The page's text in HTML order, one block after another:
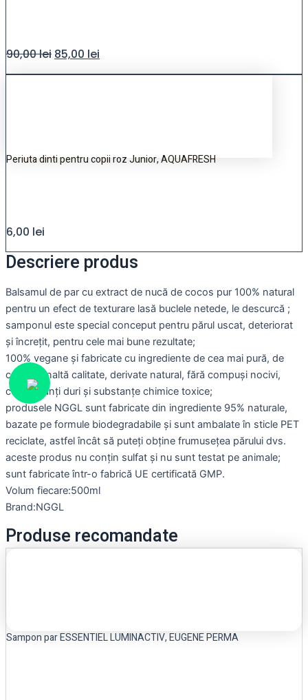
90,00lei 85,00 lei
Periuta dinti pentru copii roz Junior, AQUAFRESH
6,00 lei
Descriere produs
Balsamul de par cu extract de nucă de cocos pur 100% natural
pentru un efect de texturare lasă buclele netede, le descurcă ;
samponul este special conceput pentru părul uscat, deteriorat
și încrețit, pentru cele mai bune rezultate;
100% vegane și fabricate cu ingrediente de cea mai pură, de
cea mai înaltă calitate, derivate natural, fără compuși nocivi,
conservanți duri și substanțe chimice toxice;
produsele NGGL sunt fabricate din ingrediente 95% naturale,
bazate pe formule biodegradabile și sunt ambalate în sticle PET
reciclate, astfel încât să puteți obține frumusețea părului dvs.
aceste produs nu conțin sulfat și nu sunt testat pe animale;
sunt fabricate într-o fabrică UE certificată GMP.
Volum fiecare:500ml
Brand:NGGL
Produse recomandate
Sampon par ESSENTIEL LUMINACTIV, EUGENE PERMA